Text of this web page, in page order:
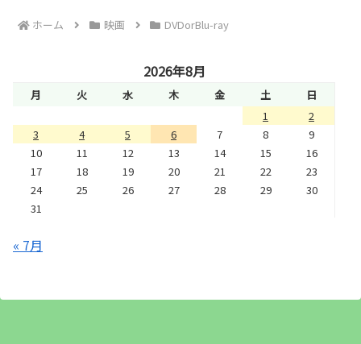
ホーム 映画 DVDorBlu-ray
2026年8月
月 火 水 木 金 土
日
1
2
3
4 5 6 7 8
9
10
11 12 13 14 15
16
17
18 19 20 21 22
23
24
25 26 27 28 29
30
31
« 7月